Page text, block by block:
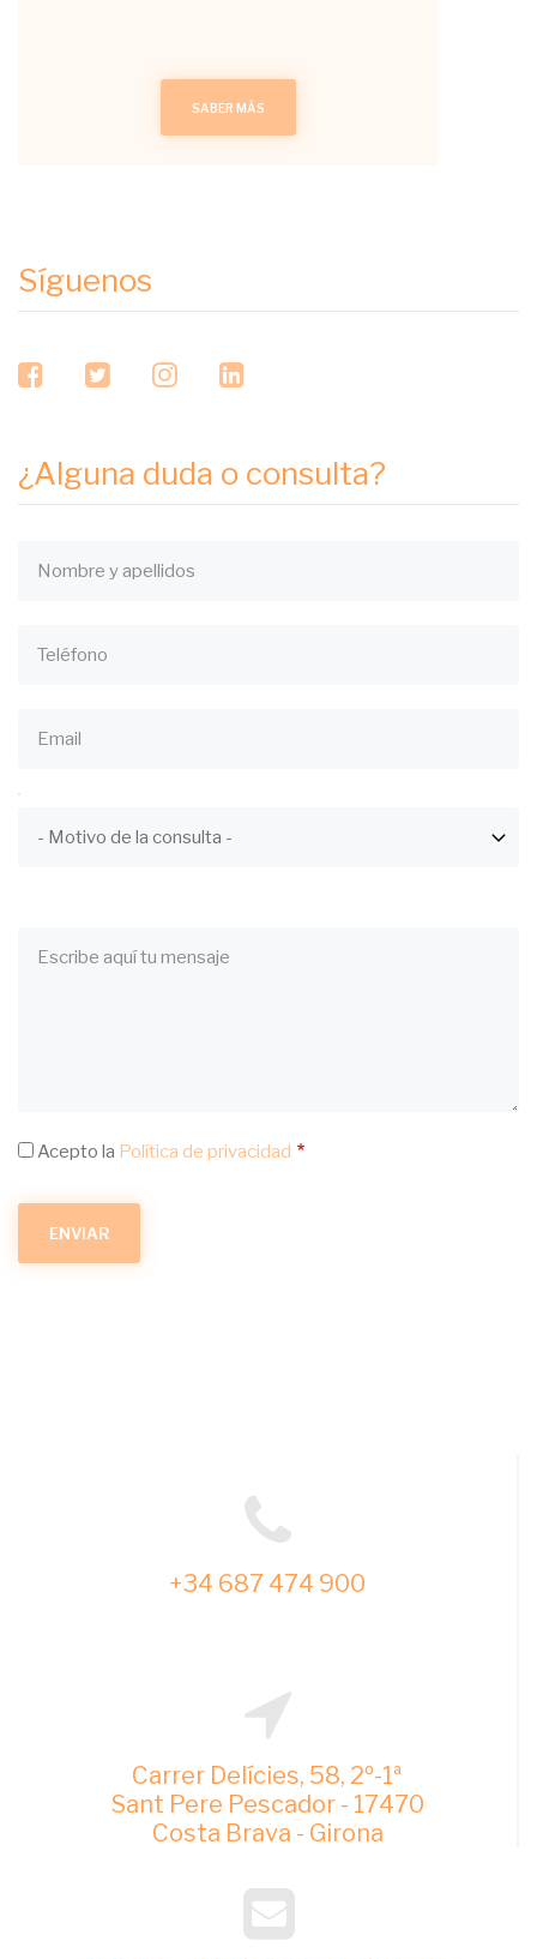
SABER MÁS
Síguenos
facebooktwitterinstagram
¿Alguna duda o consulta?
Acepto la Política de privacidad
+34 687 474 900
Carrer Delícies, 58, 2º-1ª
Sant Pere Pescador - 17470
Costa Brava - Girona